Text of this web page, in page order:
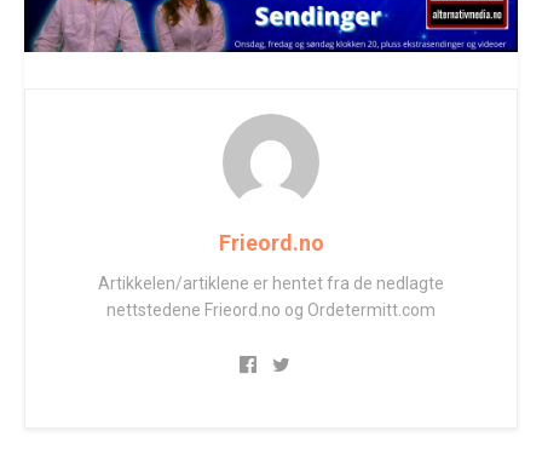
Frieord.no
Artikkelen/artiklene er hentet fra de nedlagte
nettstedene Frieord.no og Ordetermitt.com